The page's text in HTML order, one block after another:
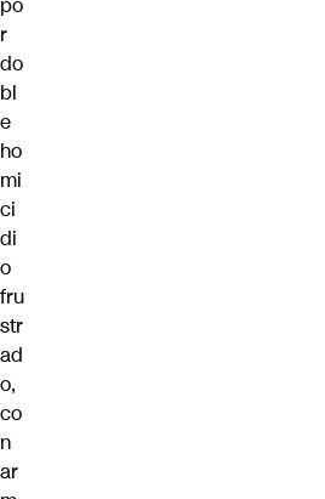
r
do
bl
e
ho
mi
ci
di
o
fru
str
ad
o,
co
n
ar